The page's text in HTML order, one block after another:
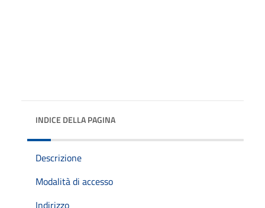
INDICE DELLA PAGINA
Descrizione
Modalità di accesso
Indirizzo